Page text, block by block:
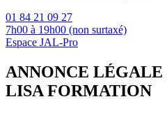
01 84 21 09 27
7h00 à 19h00 (non surtaxé)
Espace JAL-Pro
ANNONCE LÉGALE
LISA FORMATION